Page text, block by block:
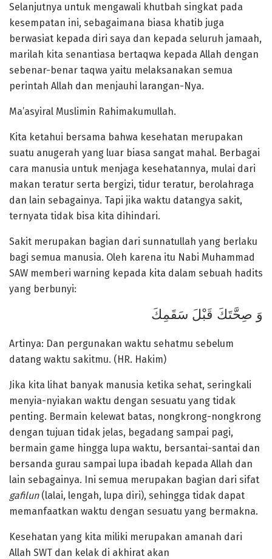
Selanjutnya untuk mengawali khutbah singkat pada
kesempatan ini, sebagaimana biasa khatib juga
berwasiat kepada diri saya dan kepada seluruh jamaah,
marilah kita senantiasa bertaqwa kepada Allah dengan
sebenar-benar taqwa yaitu melaksanakan semua
perintah Allah dan menjauhi larangan-Nya.
Ma’asyiral Muslimin Rahimakumullah.
Kita ketahui bersama bahwa kesehatan merupakan
suatu anugerah yang luar biasa sangat mahal. Berbagai
cara manusia untuk menjaga kesehatannya, mulai dari
makan teratur serta bergizi, tidur teratur, berolahraga
dan lain sebagainya. Tapi jika waktu datangya sakit,
ternyata tidak bisa kita dihindari.
Sakit merupakan bagian dari sunnatullah yang berlaku
bagi semua manusia. Oleh karena itu Nabi Muhammad
SAW memberi warning kepada kita dalam sebuah hadits
yang berbunyi:
وَ صِحَّتَكَ قَبْلَ سَقَمِكَ
Artinya: Dan pergunakan waktu sehatmu sebelum
datang waktu sakitmu. (HR. Hakim)
Jika kita lihat banyak manusia ketika sehat, seringkali
menyia-nyiakan waktu dengan sesuatu yang tidak
penting. Bermain kelewat batas, nongkrong-nongkrong
dengan tujuan tidak jelas, begadang sampai pagi,
bermain game hingga lupa waktu, bersantai-santai dan
bersanda gurau sampai lupa ibadah kepada Allah dan
lain sebagainya. Ini semua merupakan bagian dari sifat
gafilun(lalai, lengah, lupa diri), sehingga tidak dapat
memanfaatkan waktu dengan sesuatu yang bermakna.
Kesehatan yang kita miliki merupakan amanah dari
Allah SWT dan kelak di akhirat akan